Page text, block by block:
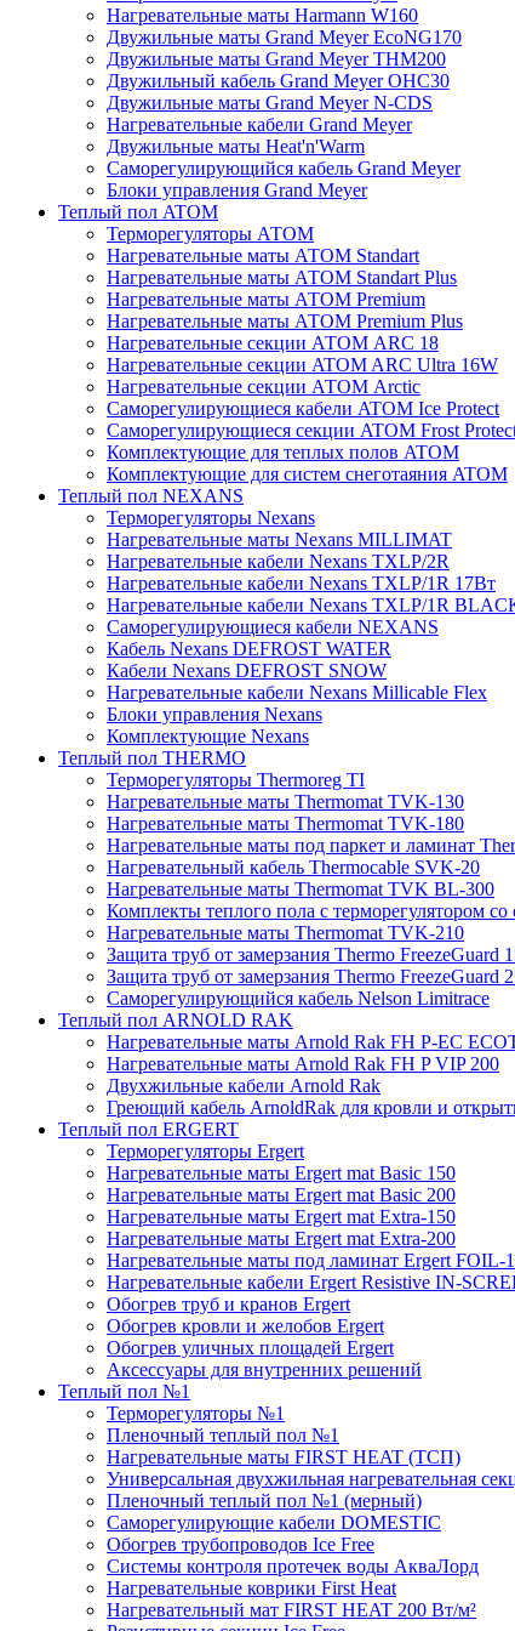
Нагревательные маты Harmann W160
Двужильные маты Grand Meyer EcoNG170
Двужильные маты Grand Meyer THM200
Двужильный кабель Grand Meyer OHC30
Двужильные маты Grand Meyer N-CDS
Нагревательные кабели Grand Meyer
Двужильные маты Heat'n'Warm
Саморегулирующийся кабель Grand Meyer
Блоки управления Grand Meyer
Теплый пол ATOM
Терморегуляторы АТОМ
Нагревательные маты АТОМ Standart
Нагревательные маты АТОМ Standart Plus
Нагревательные маты АТОМ Premium
Нагревательные маты АТОМ Premium Plus
Нагревательные секции АТОМ ARC 18
Нагревательные секции ATOM ARC Ultra 16W
Нагревательные секции АТОМ Arctic
Саморегулирующиеся кабели ATOM Ice Protect
Саморегулирующиеся секции ATOM Frost
Комплектующие для теплых полов ATOM
Комплектующие для систем снеготаяния ATOM
Теплый пол NEXANS
Терморегуляторы Nexans
Нагревательные маты Nexans MILLIMAT
Нагревательные кабели Nexans TXLP/2R
Нагревательные кабели Nexans TXLP/1R 17Вт
Нагревательные кабели Nexans TXLP/1R
Саморегулирующиеся кабели NEXANS
Кабель Nexans DEFROST WATER
Кабели Nexans DEFROST SNOW
Нагревательные кабели Nexans Millicable Flex
Блоки управления Nexans
Комплектующие Nexans
Теплый пол THERMO
Терморегуляторы Thermoreg TI
Нагревательные маты Thermomat TVK-130
Нагревательные маты Thermomat TVK-180
Нагревательные маты под паркет и ламинат
Нагревательный кабель Thermocable SVK-20
Нагревательные маты Thermomat TVK BL-300
Комплекты теплого пола с терморегулятором со
Нагревательные маты Thermomat TVK-210
Защита труб от замерзания Thermo FreezeGuard
Защита труб от замерзания Thermo FreezeGuard
Саморегулирующийся кабель Nelson Limitrace
Теплый пол ARNOLD RAK
Нагревательные маты Arnold Rak FH P-EC
Нагревательные маты Arnold Rak FH P VIP 200
Двухжильные кабели Arnold Rak
Греющий кабель ArnoldRak для кровли и
Теплый пол ERGERT
Терморегуляторы Ergert
Нагревательные маты Ergert mat Basic 150
Нагревательные маты Ergert mat Basic 200
Нагревательные маты Ergert mat Extra-150
Нагревательные маты Ergert mat Extra-200
Нагревательные маты под ламинат Ergert FOIL-
Нагревательные кабели Ergert Resistive IN-
Обогрев труб и кранов Ergert
Обогрев кровли и желобов Ergert
Обогрев уличных площадей Ergert
Аксессуары для внутренних решений
Теплый пол №1
Терморегуляторы №1
Пленочный теплый пол №1
Нагревательные маты FIRST HEAT (ТСП)
Универсальная двухжильная нагревательная
Пленочный теплый пол №1 (мерный)
Саморегулирующие кабели DOMESTIC
Обогрев трубопроводов Ice Free
Системы контроля протечек воды АкваЛорд
Нагревательные коврики First Heat
Нагревательный мат FIRST HEAT 200 Вт/м²